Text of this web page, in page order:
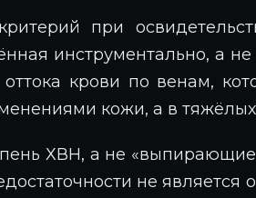
при
инструментально, а
крови по венам,
кожи, а в
ХВН, а не
не